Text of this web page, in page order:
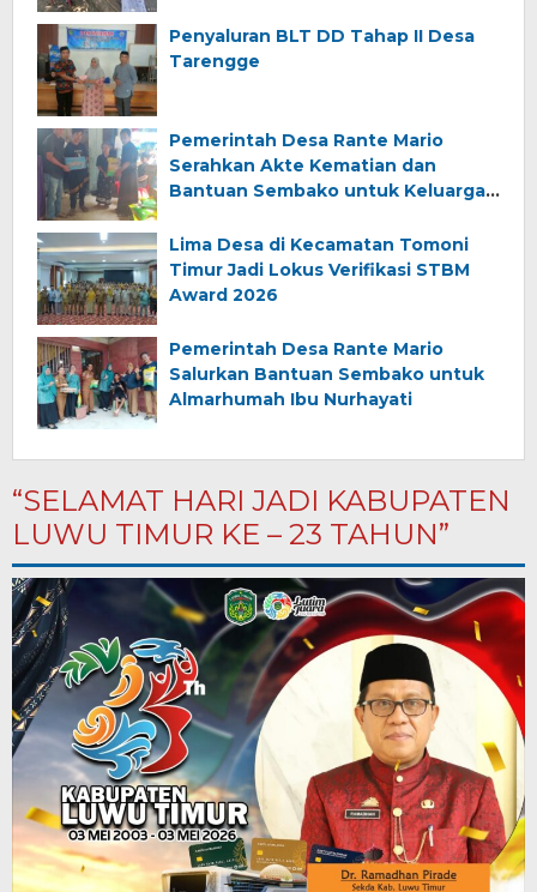
Penyaluran BLT DD Tahap II Desa
Tarengge
Pemerintah Desa Rante Mario
Serahkan Akte Kematian dan
Bantuan Sembako untuk Keluarga
Lima Desa di Kecamatan Tomoni
Timur Jadi Lokus Verifikasi STBM
Award 2026
Pemerintah Desa Rante Mario
Salurkan Bantuan Sembako untuk
Almarhumah Ibu Nurhayati
“SELAMAT HARI JADI KABUPATEN
LUWU TIMUR KE – 23 TAHUN”